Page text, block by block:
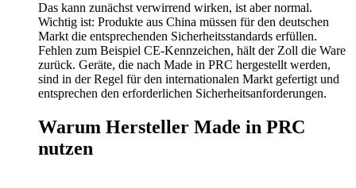
Das kann zunächst verwirrend wirken, ist aber normal.
Wichtig ist: Produkte aus China müssen für den deutschen
Markt die entsprechenden Sicherheitsstandards erfüllen.
Fehlen zum Beispiel CE-Kennzeichen, hält der Zoll die Ware
zurück. Geräte, die nach Made in PRC hergestellt werden,
sind in der Regel für den internationalen Markt gefertigt und
entsprechen den erforderlichen Sicherheitsanforderungen.
Warum Hersteller Made in PRC
nutzen